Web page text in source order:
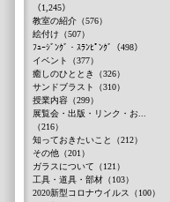
（1,245）
教室の紹介（576）
絵付け（507）
ﾌｭｰｼﾞﾝｸﾞ・ｽﾗﾝﾋﾟﾝｸﾞ（498）
イベント（377）
癒しのひととき（326）
サンドブラスト（310）
授業内容（299）
展覧会・出版・リンク・お...
（216）
知っておきたいこと（212）
その他（201）
ガラスについて（121）
工具・道具・部材（103）
2020新型コロナウイルス（100）